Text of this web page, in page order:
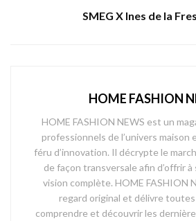
SMEG X Ines de la
HOME FASHION
HOME FASHION NEWS est un
professionnels de l’univers maison
féru d’innovation. Il décrypte le
de façon transversale afin d’offrir
vision complète. HOME FASHION
regard original et délivre
comprendre et découvrir les